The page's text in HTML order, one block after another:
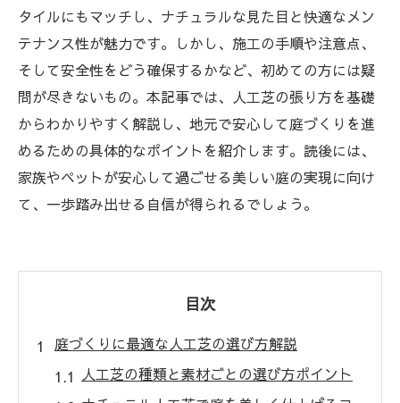
タイルにもマッチし、ナチュラルな見た目と快適なメン
テナンス性が魅力です。しかし、施工の手順や注意点、
そして安全性をどう確保するかなど、初めての方には疑
問が尽きないもの。本記事では、人工芝の張り方を基礎
からわかりやすく解説し、地元で安心して庭づくりを進
めるための具体的なポイントを紹介します。読後には、
家族やペットが安心して過ごせる美しい庭の実現に向け
て、一歩踏み出せる自信が得られるでしょう。
目次
庭づくりに最適な人工芝の選び方解説
人工芝の種類と素材ごとの選び方ポイント